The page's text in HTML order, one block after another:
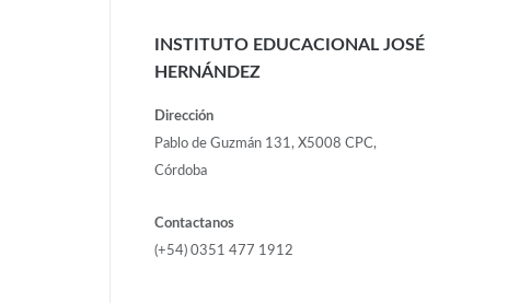
INSTITUTO EDUCACIONAL JOSÉ
HERNÁNDEZ
Dirección
Pablo de Guzmán 131, X5008 CPC,
Córdoba
Contactanos
(+54) 0351 477 1912